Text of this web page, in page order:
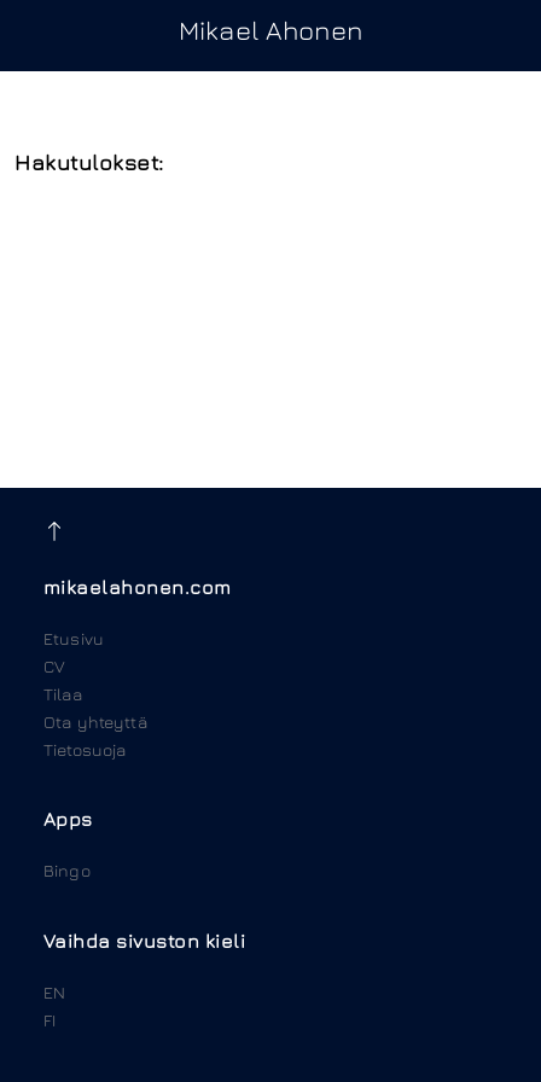
Mikael Ahonen
Hakutulokset:
mikaelahonen.com
Etusivu
CV
Tilaa
Ota yhteyttä
Tietosuoja
Apps
Bingo
Vaihda sivuston kieli
EN
FI